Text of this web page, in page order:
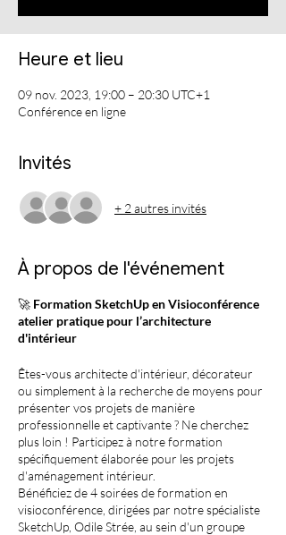
Heure et lieu
09 nov. 2023, 19:00 – 20:30 UTC+1
Conférence en ligne
Invités
+ 2 autres invités
À propos de l'événement
🚀 Formation SketchUp en Visioconférence
atelier pratique pour l’architecture
d'intérieur
Êtes-vous architecte d'intérieur, décorateur
ou simplement à la recherche de moyens pour
présenter vos projets de manière
professionnelle et captivante ? Ne cherchez
plus loin ! Participez à notre formation
spécifiquement élaborée pour les projets
d'aménagement intérieur.
Bénéficiez de 4 soirées de formation en
visioconférence, dirigées par notre spécialiste
SketchUp, Odile Strée, au sein d'un groupe